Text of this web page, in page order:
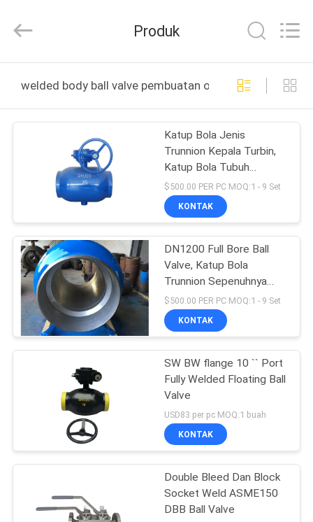
PRODUK
TENTANG
KITA
WISATA
PABRIK
KONTROL
KUALITAS
HUBUNGI
Enterprise
Management
All
Produk
welded body ball valve pembuatan online
Katup Bola Jenis
Trunnion Kepala Turbin,
Katup Bola Tubuh
Sepenuhnya dari CE
$500.00 PER PC MOQ:1 - 9 Set
KONTAK
DN1200 Full Bore Ball
Valve, Katup Bola
Trunnion Sepenuhnya
Dilas Untuk Gas
$500.00 PER PC MOQ:1 - 9 Set
KONTAK
SW BW flange 10 `` Port
Fully Welded Floating Ball
Valve
USD83 per pc MOQ:1 buah
KONTAK
Double Bleed Dan Block
Socket Weld ASME150
DBB Ball Valve